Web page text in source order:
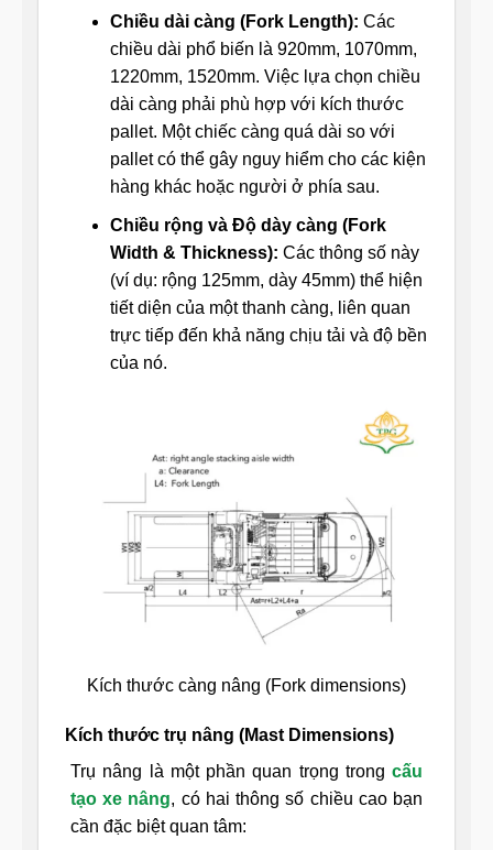
Chiều dài càng (Fork Length): Các
chiều dài phổ biến là 920mm, 1070mm,
1220mm, 1520mm. Việc lựa chọn chiều
dài càng phải phù hợp với kích thước
pallet. Một chiếc càng quá dài so với
pallet có thể gây nguy hiểm cho các kiện
hàng khác hoặc người ở phía sau.
Chiều rộng và Độ dày càng (Fork
Width & Thickness): Các thông số này
(ví dụ: rộng 125mm, dày 45mm) thể hiện
tiết diện của một thanh càng, liên quan
trực tiếp đến khả năng chịu tải và độ bền
của nó.
Kích thước càng nâng (Fork dimensions)
Kích thước trụ nâng (Mast Dimensions)
Trụ nâng là một phần quan trọng trong cấu
tạo xe nâng, có hai thông số chiều cao bạn
cần đặc biệt quan tâm: